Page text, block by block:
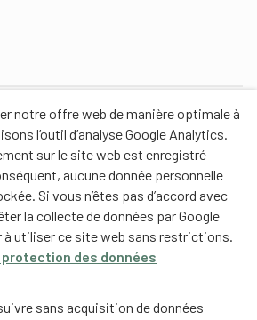
notre offre web de manière optimale à
l’outil d’analyse Google Analytics.
sur le site web est enregistré
aucune donnée personnelle
Si vous n’êtes pas d’accord avec
la collecte de données par Google
utiliser ce site web sans restrictions.
protection des données
sans acquisition de données
contenus
de sport de Macolin HEFSM